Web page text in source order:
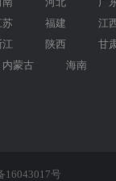
苏 福建
江
江 陕西
甘
内蒙古
海南
16043017号